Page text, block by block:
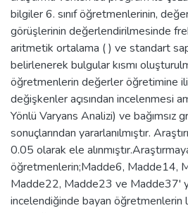
bilgiler 6. sınıf öğretmenlerinin,
görüşlerinin değerlendirilmesinde
aritmetik ortalama ( ) ve standart
belirlenerek bulgular kısmı
öğretmenlerin değerler öğretimine
değişkenler açısından incelenmesi
Yönlü Varyans Analizi) ve bağımsız
sonuçlarından yararlanılmıştır.
0.05 olarak ele
öğretmenlerin;Madde6, Madde14,
Madde22, Madde23 ve Madde37'
incelendiğinde bayan öğretmenlerin